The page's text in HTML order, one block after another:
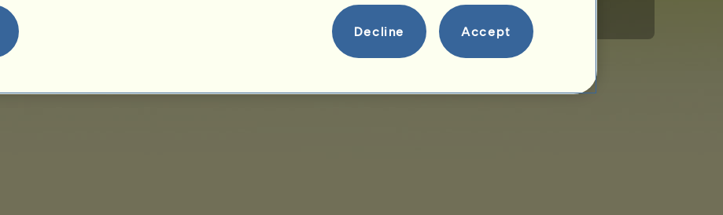
Adatvédelem Sütikezelés Magatartási szabályzat
Decline Accept